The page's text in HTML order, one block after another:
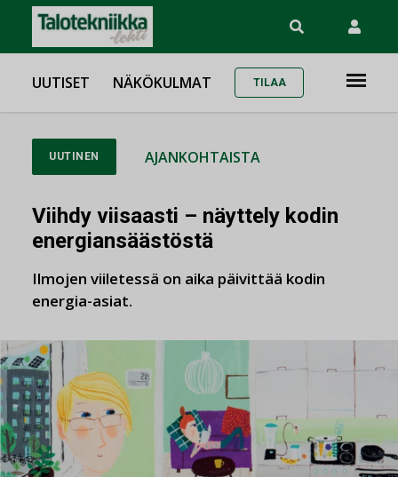
UUTISET NÄKÖKULMAT TILAA
UUTINEN AJANKOHTAISTA
Viihdy viisaasti – näyttely kodin
energiansäästöstä
Ilmojen viiletessä on aika päivittää kodin
energia-asiat.